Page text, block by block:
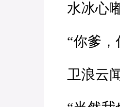
水冰心
“你爹，
卫浪云